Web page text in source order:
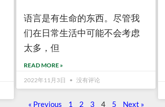
语言是有生命的东西。尽管我
们在日常生活中可能不会考虑
太多，但
READ MORE »
2022年11月3日
没有评论
« Previous 1 2 3 4 5 Next »